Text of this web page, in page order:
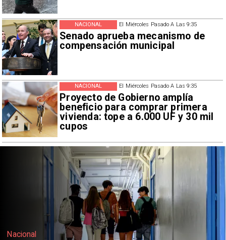
El Miércoles Pasado A Las 9:35
Senado aprueba mecanismo de
compensación municipal
NACIONAL
El Miércoles Pasado A Las 9:35
Proyecto de Gobierno amplía
beneficio para comprar primera
vivienda: tope a 6.000 UF y 30 mil
cupos
NACIONAL
Regiones